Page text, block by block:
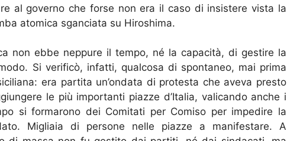
al governo che forse non era il caso di insistere vista la
atomica sganciata su Hiroshima.
non ebbe neppure il tempo, né la capacità, di gestire la
Si verificò, infatti, qualcosa di spontaneo, mai prima
era partita un’ondata di protesta che aveva presto
le più importanti piazze d’Italia, valicando anche i
si formarono dei Comitati per Comiso per impedire la
Migliaia di persone nelle piazze a manifestare. A